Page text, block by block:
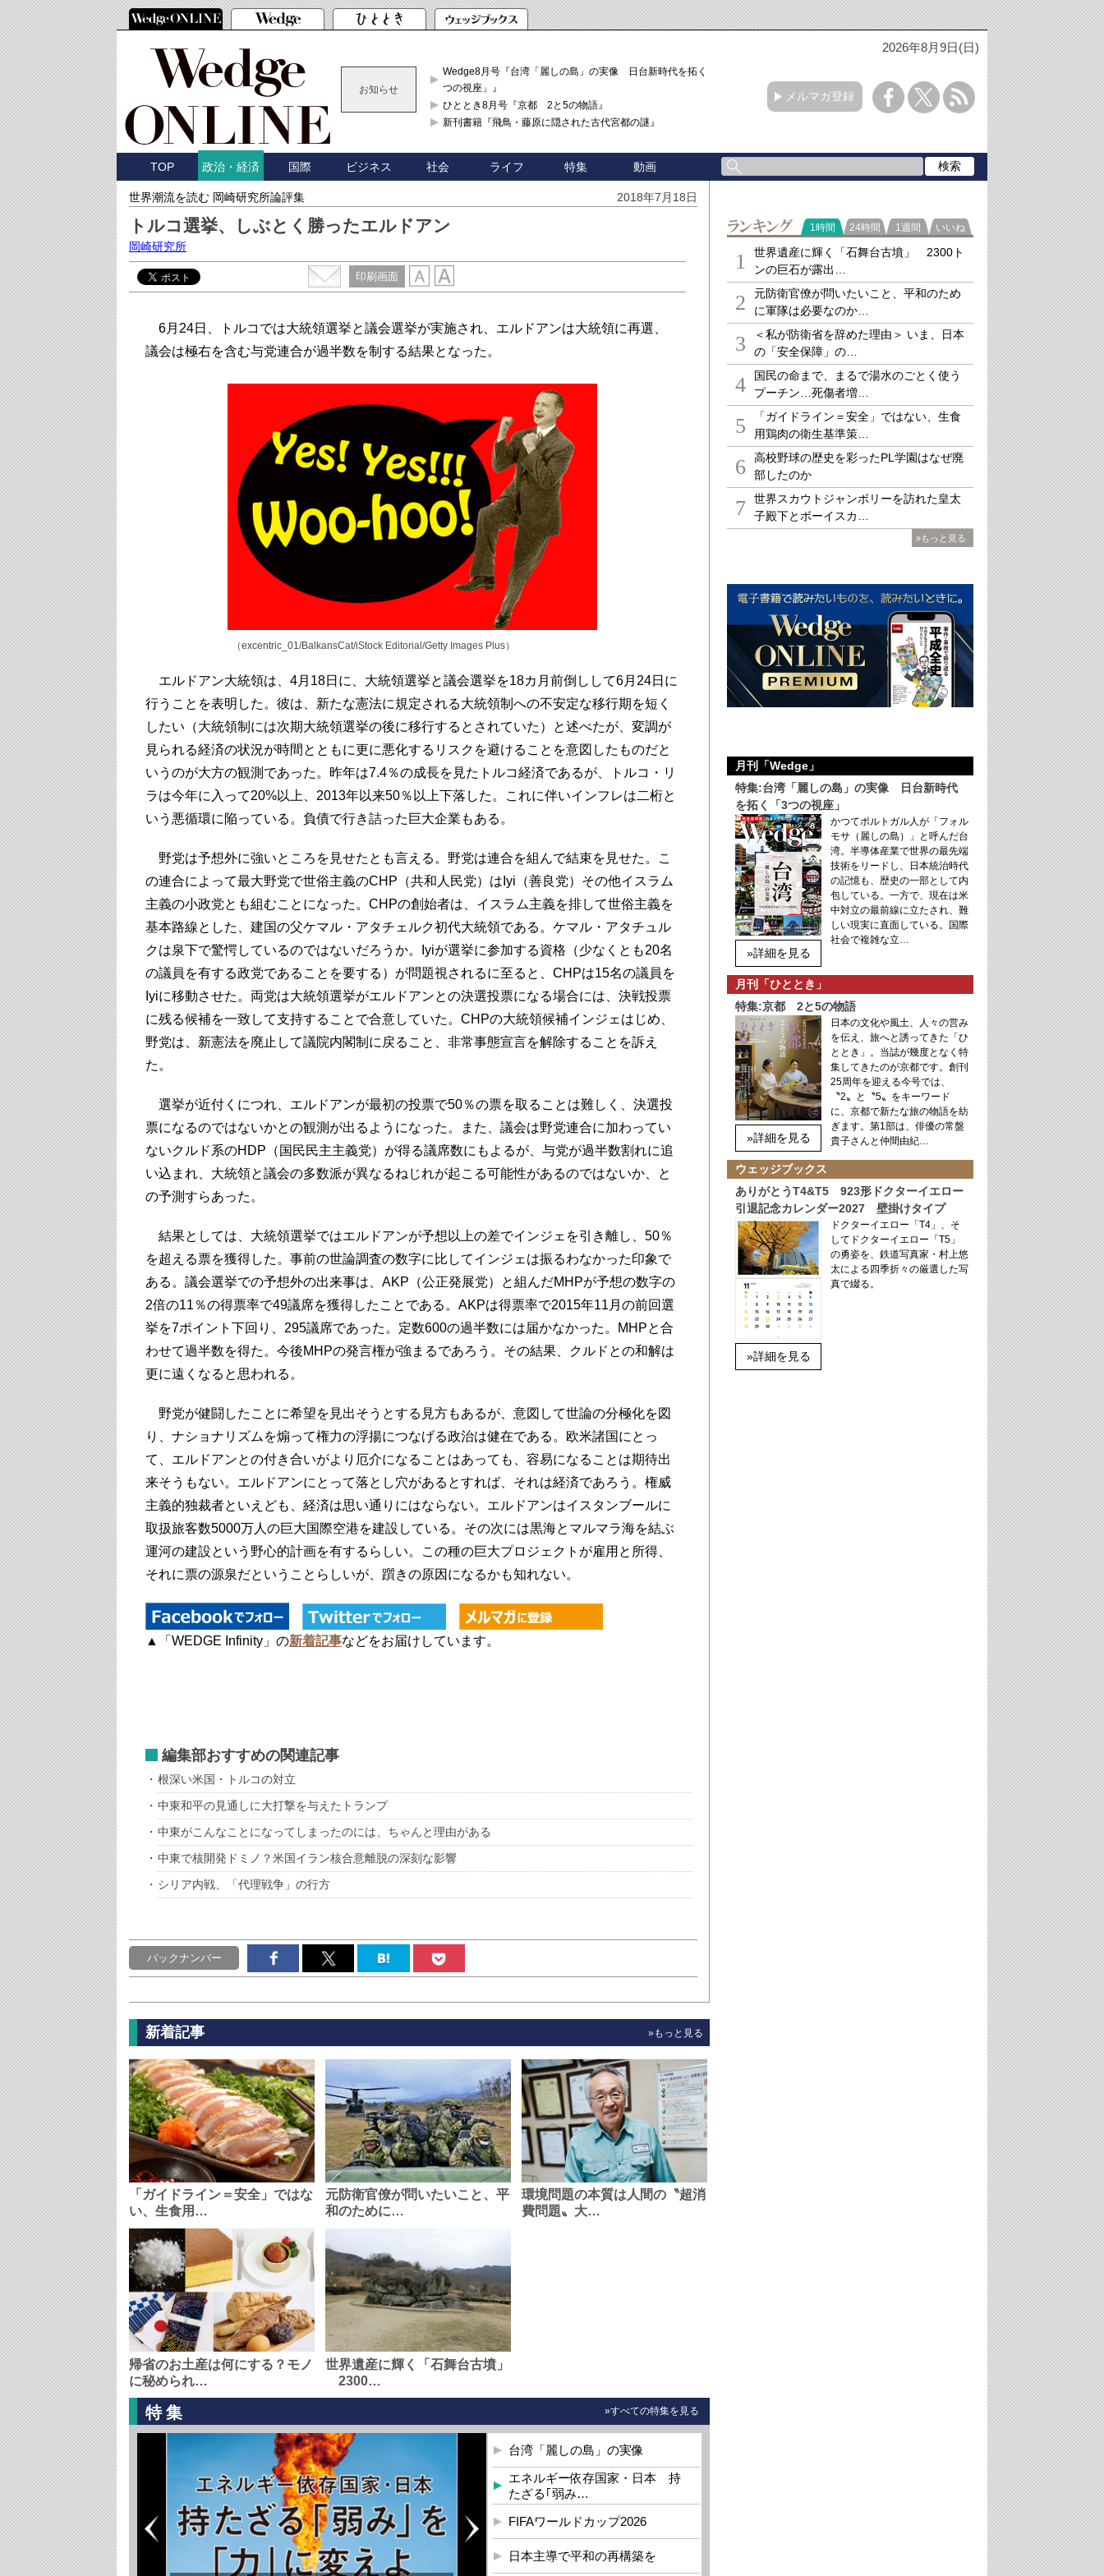
2026年8月9日(日)
お知らせ
Wedge8月号『台湾「麗しの島」の実像 日台新時代を拓く「3
つの視座」』
ひととき8月号『京都 2と5の物語』
新刊書籍『飛鳥・藤原に隠された古代宮都の謎』
メルマガ登録
TOP 政治・経済 国際 ビジネス 社会 ライフ 特集 動画
世界潮流を読む 岡崎研究所論評集 2018年7月18日
トルコ選挙、しぶとく勝ったエルドアン
岡崎研究所
印刷画面
6月24日、トルコでは大統領選挙と議会選挙が実施され、エルドアンは大統領に再選、
議会は極右を含む与党連合が過半数を制する結果となった。
（excentric_01/BalkansCat/iStock Editorial/Getty Images Plus）
エルドアン大統領は、4月18日に、大統領選挙と議会選挙を18カ月前倒しして6月24日に
行うことを表明した。彼は、新たな憲法に規定される大統領制への不安定な移行期を短く
したい（大統領制には次期大統領選挙の後に移行するとされていた）と述べたが、変調が
見られる経済の状況が時間とともに更に悪化するリスクを避けることを意図したものだと
いうのが大方の観測であった。昨年は7.4％の成長を見たトルコ経済であるが、トルコ・リ
ラは今年に入って20%以上、2013年以来50％以上下落した。これに伴いインフレは二桁と
いう悪循環に陥っている。負債で行き詰った巨大企業もある。
野党は予想外に強いところを見せたとも言える。野党は連合を組んで結束を見せた。こ
の連合によって最大野党で世俗主義のCHP（共和人民党）はIyi（善良党）その他イスラム
主義の小政党とも組むことになった。CHPの創始者は、イスラム主義を排して世俗主義を
基本路線とした、建国の父ケマル・アタチェルク初代大統領である。ケマル・アタチュル
クは泉下で驚愕しているのではないだろうか。Iyiが選挙に参加する資格（少なくとも20名
の議員を有する政党であることを要する）が問題視されるに至ると、CHPは15名の議員を
Iyiに移動させた。両党は大統領選挙がエルドアンとの決選投票になる場合には、決戦投票
に残る候補を一致して支持することで合意していた。CHPの大統領候補インジェはじめ、
野党は、新憲法を廃止して議院内閣制に戻ること、非常事態宣言を解除することを訴え
た。
選挙が近付くにつれ、エルドアンが最初の投票で50％の票を取ることは難しく、決選投
票になるのではないかとの観測が出るようになった。また、議会は野党連合に加わってい
ないクルド系のHDP（国民民主主義党）が得る議席数にもよるが、与党が過半数割れに追
い込まれ、大統領と議会の多数派が異なるねじれが起こる可能性があるのではないか、と
の予測すらあった。
結果としては、大統領選挙ではエルドアンが予想以上の差でインジェを引き離し、50％
を超える票を獲得した。事前の世論調査の数字に比してインジェは振るわなかった印象で
ある。議会選挙での予想外の出来事は、AKP（公正発展党）と組んだMHPが予想の数字の
2倍の11％の得票率で49議席を獲得したことである。AKPは得票率で2015年11月の前回選
挙を7ポイント下回り、295議席であった。定数600の過半数には届かなかった。MHPと合
わせて過半数を得た。今後MHPの発言権が強まるであろう。その結果、クルドとの和解は
更に遠くなると思われる。
野党が健闘したことに希望を見出そうとする見方もあるが、意図して世論の分極化を図
り、ナショナリズムを煽って権力の浮揚につなげる政治は健在である。欧米諸国にとっ
て、エルドアンとの付き合いがより厄介になることはあっても、容易になることは期待出
来そうもない。エルドアンにとって落とし穴があるとすれば、それは経済であろう。権威
主義的独裁者といえども、経済は思い通りにはならない。エルドアンはイスタンブールに
取扱旅客数5000万人の巨大国際空港を建設している。その次には黒海とマルマラ海を結ぶ
運河の建設という野心的計画を有するらしい。この種の巨大プロジェクトが雇用と所得、
それに票の源泉だということらしいが、躓きの原因になるかも知れない。
▲「WEDGE Infinity」の新着記事などをお届けしています。
編集部おすすめの関連記事
根深い米国・トルコの対立
中東和平の見通しに大打撃を与えたトランプ
中東がこんなことになってしまったのには、ちゃんと理由がある
中東で核開発ドミノ？米国イラン核合意離脱の深刻な影響
シリア内戦、「代理戦争」の行方
バックナンバー
新着記事 »もっと見る
「ガイドライン＝安全」ではな
い、生食用…
元防衛官僚が問いたいこと、平
和のために…
環境問題の本質は人間の〝超消
費問題〟大…
帰省のお土産は何にする？モノ
に秘められ…
世界遺産に輝く「石舞台古墳」
2300…
特集 »すべての特集を見る
台湾「麗しの島」の実像
エネルギー依存国家・日本 持
たざる｢弱み…
FIFAワールドカップ2026
日本主導で平和の再構築を
ランキング
1時間 24時間 1週間 いいね
1
世界遺産に輝く「石舞台古墳」 2300ト
ンの巨石が露出…
2
元防衛官僚が問いたいこと、平和のため
に軍隊は必要なのか…
3
＜私が防衛省を辞めた理由＞ いま、日本
の「安全保障」の…
4
国民の命まで、まるで湯水のごとく使う
プーチン…死傷者増…
5
「ガイドライン＝安全」ではない、生食
用鶏肉の衛生基準策…
6
高校野球の歴史を彩ったPL学園はなぜ廃
部したのか
7
世界スカウトジャンボリーを訪れた皇太
子殿下とボーイスカ…
»もっと見る
月刊「Wedge」
特集:台湾「麗しの島」の実像 日台新時代
を拓く「3つの視座」
»詳細を見る
かつてポルトガル人が「フォル
モサ（麗しの島）」と呼んだ台
湾。半導体産業で世界の最先端
技術をリードし、日本統治時代
の記憶も、歴史の一部として内
包している。一方で、現在は米
中対立の最前線に立たされ、難
しい現実に直面している。国際
社会で複雑な立…
月刊「ひととき」
特集:京都 2と5の物語
»詳細を見る
日本の文化や風土、人々の営み
を伝え、旅へと誘ってきた「ひ
ととき」。当誌が幾度となく特
集してきたのが京都です。創刊
25周年を迎える今号では、
〝2〟と〝5〟をキーワード
に、京都で新たな旅の物語を紡
ぎます。第1部は、俳優の常盤
貴子さんと仲間由紀…
ウェッジブックス
ありがとうT4&T5 923形ドクターイエロー
引退記念カレンダー2027 壁掛けタイプ
»詳細を見る
ドクターイエロー「T4」、そ
してドクターイエロー「T5」
の勇姿を、鉄道写真家・村上悠
太による四季折々の厳選した写
真で綴る。